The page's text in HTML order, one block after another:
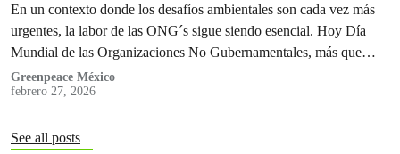
En un contexto donde los desafíos ambientales son cada vez más
urgentes, la labor de las ONG´s sigue siendo esencial. Hoy Día
Mundial de las Organizaciones No Gubernamentales, más que…
Greenpeace México
febrero 27, 2026
See all posts